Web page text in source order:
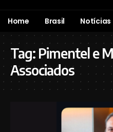
Home Brasil Notícias
Tag: Pimentel e
Associados